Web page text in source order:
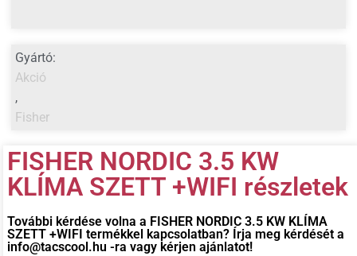
Gyártó:
Akció
,
Fisher
FISHER NORDIC 3.5 KW
KLÍMA SZETT +WIFI részletek
További kérdése volna a FISHER NORDIC 3.5 KW KLÍMA
SZETT +WIFI termékkel kapcsolatban? Írja meg kérdését a
info@tacscool.hu -ra vagy kérjen ajánlatot!